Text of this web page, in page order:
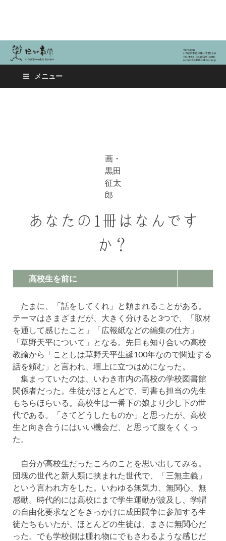
日々の新聞
メニュー
画・
黒田
征太
郎
あなたの1冊はなんです
か？
高校生を前に
たまに、「話をしてくれ」と頼まれることがある。
テーマはさまざまだが、大きく分けると3つで、「取材
を通して感じたこと」「広報紙などの編集の仕方」
「草野天平について」となる。先日も知り合いの高校
教諭から「ことしは草野天平生誕100年なので関連する
話を頼む」と言われ、壇上に立つはめになった。
集まっていたのは、いわき市内の高校の学校図書館
関係者だった。生徒がほとんどで、司書も担当の先生
もちらほらいる。高校生は一番下の娘より少し下の世
代である。「さてどうしたものか」と思ったが、高校
生と向き合うにはいい機会だ、と思って腹をくくっ
た。
自分が高校生だったころのことを思い出してみる。
団塊の世代と新人類に挟まれた世代で、「三無主義」
という言われ方をした。いわゆる無気力、無関心、無
感動。時代的には高校にまで学生運動が波及し、学帽
の自由化要求などをきっかけに成田闘争に参加する生
徒たちもいたが、ほとんどの生徒は、まさに無関心だ
った。でも学校側は腫れ物にでもさわるような感じだ